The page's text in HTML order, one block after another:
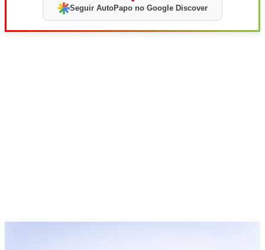
Seguir AutoPapo no Google Discover